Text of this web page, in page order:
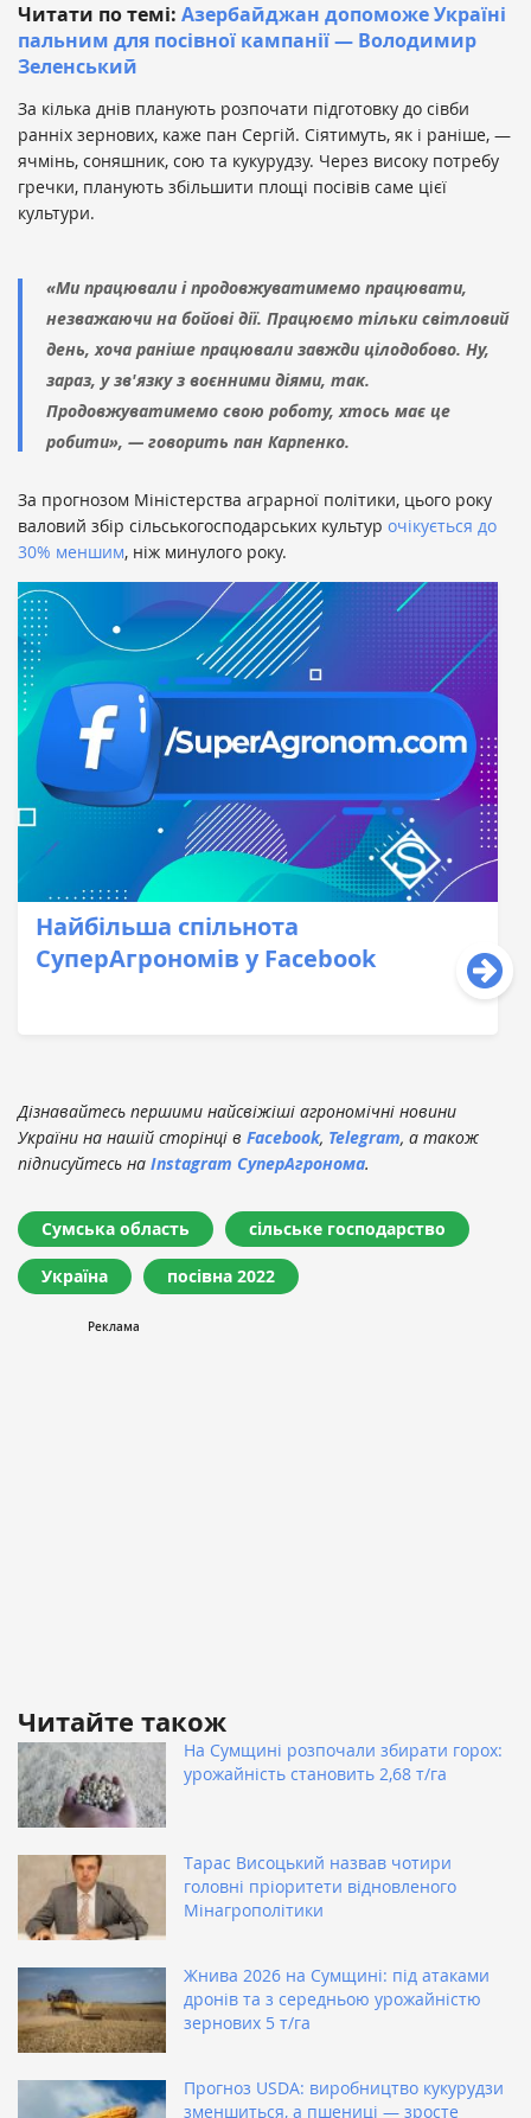
Читати по темі: Азербайджан допоможе Україні
пальним для посівної кампанії — Володимир
Зеленський
За кілька днів планують розпочати підготовку до сівби
ранніх зернових, каже пан Сергій. Сіятимуть, як і раніше, —
ячмінь, соняшник, сою та кукурудзу. Через високу потребу
гречки, планують збільшити площі посівів саме цієї
культури.
«Ми працювали і продовжуватимемо працювати,
незважаючи на бойові дії. Працюємо тільки світловий
день, хоча раніше працювали завжди цілодобово. Ну,
зараз, у зв'язку з воєнними діями, так.
Продовжуватимемо свою роботу, хтось має це
робити», — говорить пан Карпенко.
За прогнозом Міністерства аграрної політики, цього року
валовий збір сільськогосподарських культур очікується до
30% меншим, ніж минулого року.
Найбільша спільнота
СуперАгрономів у Facebook
Дізнавайтесь першими найсвіжіші агрономічні новини
України на нашій сторінці в Facebook, Telegram, а також
підписуйтесь на Instagram СуперАгронома.
Сумська область сільське господарство
Україна посівна 2022
Читайте також
На Сумщині розпочали збирати горох:
урожайність становить 2,68 т/га
Тарас Висоцький назвав чотири
головні пріоритети відновленого
Мінагрополітики
Жнива 2026 на Сумщині: під атаками
дронів та з середньою урожайністю
зернових 5 т/га
Прогноз USDA: виробництво кукурудзи
зменшиться, а пшениці — зросте